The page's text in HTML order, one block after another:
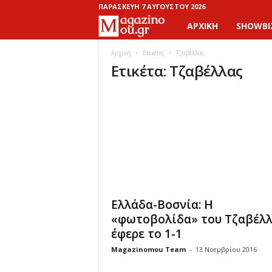
ΠΑΡΑΣΚΕΥΉ 7 ΑΥΓΟΎΣΤΟΥ 2026
a
g
o
M
ΑΡΧΙΚΉ
Αρχική Ετικέτες Τζαβέλλας
Ετικέτα: Τζαβέλλας
Ελλάδα-Βοσνία: H
«φωτοβολίδα» του
έφερε το 1-1
Magazinomou Team - 13 Νοεμβρίου 2016